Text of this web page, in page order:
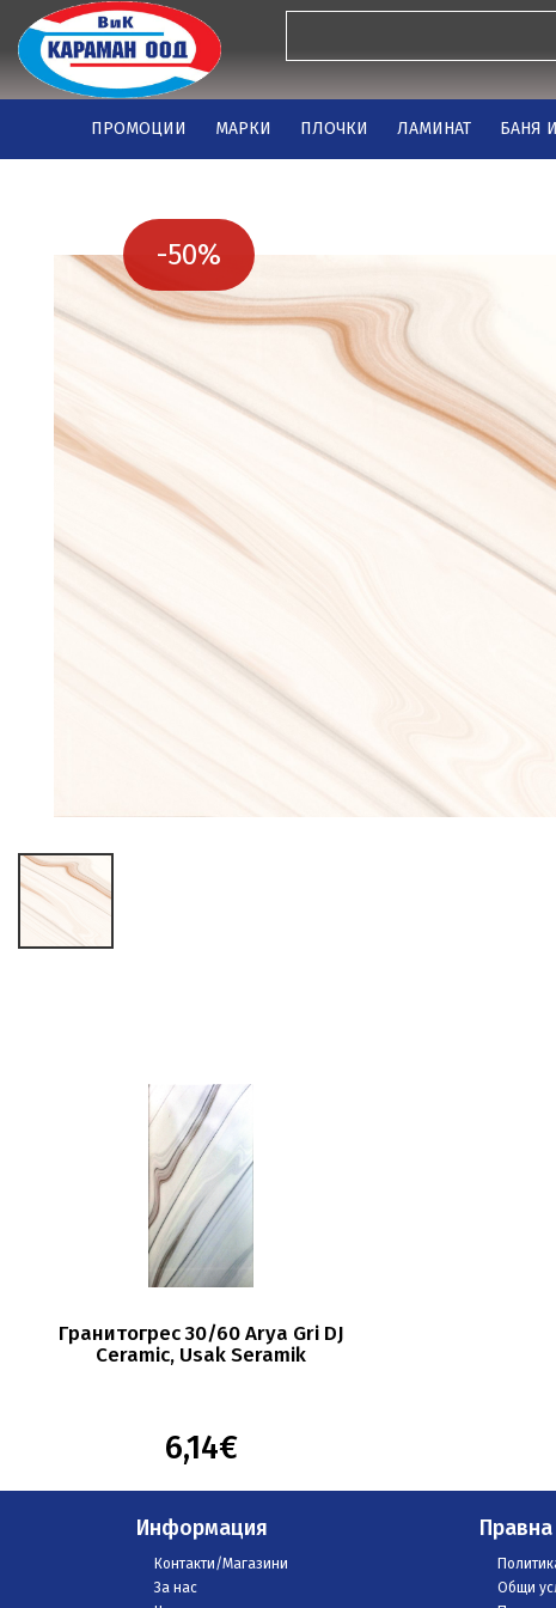
ПРОМОЦИИ МАРКИ ПЛОЧКИ ЛАМИНАТ БАНЯ
-50%
Гранитогрес 30/60 Arya Gri DJ
Ceramic, Usak Seramik
6,14€
Информация
Контакти/Магазини
За нас
Общи